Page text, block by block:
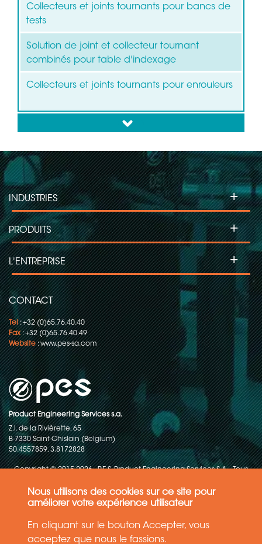
Nous utilisons des cookies sur ce site pour
améliorer votre expérience utilisateur
En cliquant sur le bouton Accepter, vous
acceptez que nous le fassions.
Collecteurs et joints tournants pour bancs de
tests
Solution de joint et collecteur tournant
combinés pour table d'indexage
Collecteurs et joints tournants pour enrouleurs
down
CONTACT
Tel: +32 (0)65.76.40.40
Fax: +32 (0)65.76.40.49
Website:www.pes-sa.com
Product Engineering Services s.a.
Z.I. de la Rivièrette, 65
B-7330 Saint-Ghislain (Belgium)
50.4557859, 3.8172828
INDUSTRIES +
PRODUITS +
L'ENTREPRISE +
Copyright © 2015-2026 - P.E.S. Product Engineering Services S.A. - Tous
Politique de protection des données
Conditions générales de ventes